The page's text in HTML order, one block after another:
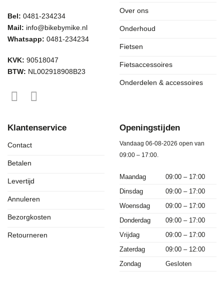
Bel: 0481-234234
Mail: info@bikebymike.nl
Whatsapp: 0481-234234
KVK: 90518047
BTW: NL002918908B23
Over ons
Onderhoud
Fietsen
Fietsaccessoires
Onderdelen & accessoires
Klantenservice
Contact
Betalen
Levertijd
Annuleren
Bezorgkosten
Retourneren
Openingstijden
Vandaag 06-08-2026 open van
09:00 – 17:00.
Maandag
09:00 – 17:00
Dinsdag
09:00 – 17:00
Woensdag
09:00 – 17:00
Donderdag
09:00 – 17:00
Vrijdag
09:00 – 17:00
Zaterdag
09:00 – 12:00
Zondag
Gesloten